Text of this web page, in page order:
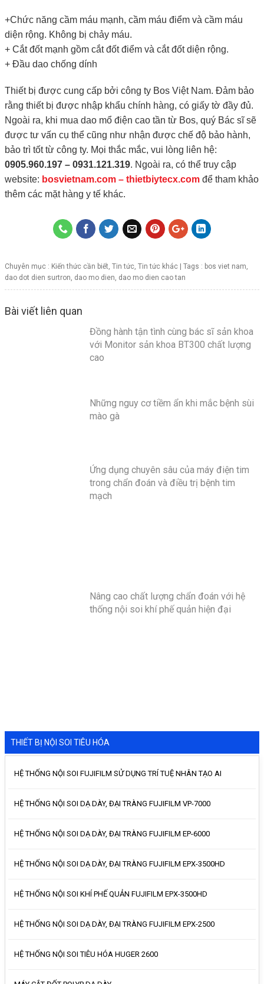
+Chức năng cầm máu mạnh, cầm máu điểm và cầm máu
diện rộng. Không bị chảy máu.
+ Cắt đốt mạnh gồm cắt đốt điểm và cắt đốt diện rộng.
+ Đầu dao chống dính
Thiết bị được cung cấp bởi công ty Bos Việt Nam. Đảm bảo
rằng thiết bị được nhập khẩu chính hàng, có giấy tờ đầy đủ.
Ngoài ra, khi mua dao mổ điện cao tần từ Bos, quý Bác sĩ sẽ
được tư vấn cụ thể cũng như nhận được chế độ bảo hành,
bảo trì tốt từ công ty. Mọi thắc mắc, vui lòng liên hệ:
0905.960.197 – 0931.121.319. Ngoài ra, có thể truy cập
website: bosvietnam.com – thietbiytecx.com để tham khảo
thêm các mặt hàng y tế khác.
Chuyên mục : Kiến thức cần biết Tin tức Tin tức khác | Tags : bos viet nam
dao dot dien surtron dao mo dien dao mo dien cao tan
Bài viết liên quan
Đồng hành tận tình cùng bác sĩ sản khoa
với Monitor sản khoa BT300 chất lượng
cao
Những nguy cơ tiềm ẩn khi mắc bệnh sùi
mào gà
Ứng dụng chuyên sâu của máy điện tim
trong chẩn đoán và điều trị bệnh tim
mạch
Nâng cao chất lượng chẩn đoán với hệ
thống nội soi khí phế quản hiện đại
THIẾT BỊ NỘI SOI TIÊU HÓA
HỆ THỐNG NỘI SOI FUJIFILM SỬ DỤNG TRÍ TUỆ NHÂN TẠO AI
HỆ THỐNG NỘI SOI DẠ DÀY, ĐẠI TRÀNG FUJIFILM VP-7000
HỆ THỐNG NỘI SOI DẠ DÀY, ĐẠI TRÀNG FUJIFILM EP-6000
HỆ THỐNG NỘI SOI DẠ DÀY, ĐẠI TRÀNG FUJIFILM EPX-3500HD
HỆ THỐNG NỘI SOI KHÍ PHẾ QUẢN FUJIFILM EPX-3500HD
HỆ THỐNG NỘI SOI DẠ DÀY, ĐẠI TRÀNG FUJIFILM EPX-2500
HỆ THỐNG NỘI SOI TIÊU HÓA HUGER 2600